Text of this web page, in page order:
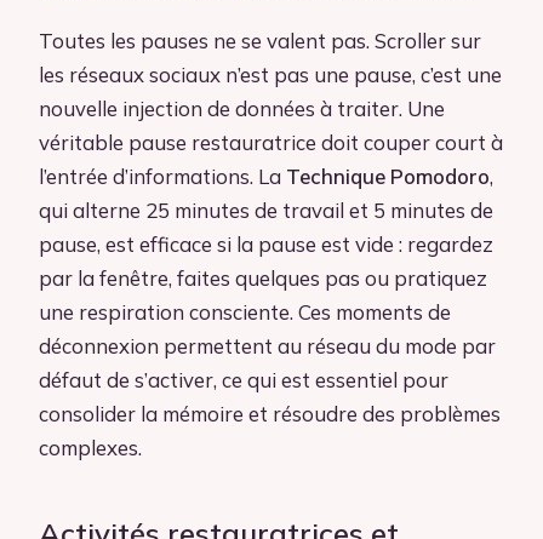
Toutes les pauses ne se valent pas. Scroller sur
les réseaux sociaux n’est pas une pause, c’est une
nouvelle injection de données à traiter. Une
véritable pause restauratrice doit couper court à
l’entrée d’informations. La Technique Pomodoro,
qui alterne 25 minutes de travail et 5 minutes de
pause, est efficace si la pause est vide : regardez
par la fenêtre, faites quelques pas ou pratiquez
une respiration consciente. Ces moments de
déconnexion permettent au réseau du mode par
défaut de s’activer, ce qui est essentiel pour
consolider la mémoire et résoudre des problèmes
complexes.